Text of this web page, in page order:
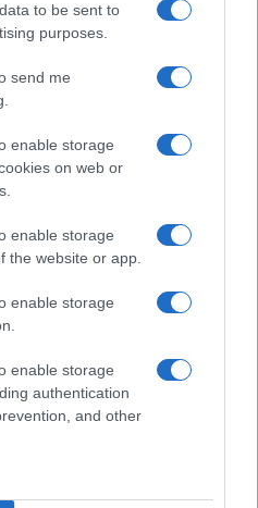
to be sent to
purposes.
send me
enable storage
on web or
enable storage
the website or app.
enable storage
enable storage
authentication
and other